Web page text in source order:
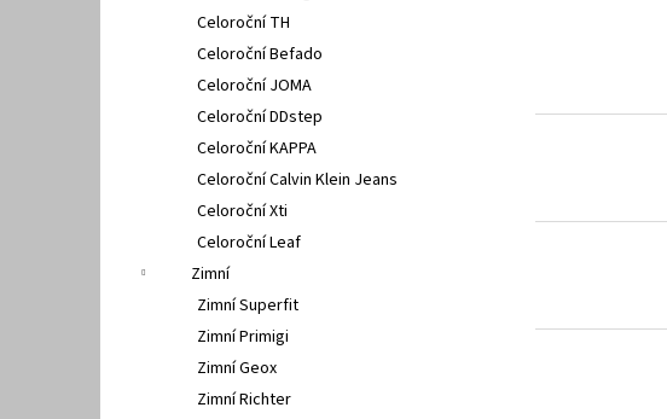
Celoroční TH
Celoroční Befado
Celoroční JOMA
Celoroční DDstep
Celoroční KAPPA
Celoroční Calvin Klein Jeans
Celoroční Xti
Celoroční Leaf
Zimní
Zimní Superfit
Zimní Primigi
Zimní Geox
Zimní Richter
i
r
k